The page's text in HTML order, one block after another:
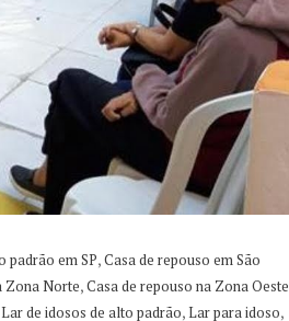
padrão em SP,Casa de repouso em São
Zona Norte,Casa de repouso na Zona Oeste
Lar de idosos de alto padrão,Lar para idoso,